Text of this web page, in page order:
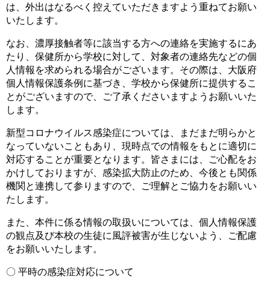
は、外出はなるべく控えていただきますよう重ねてお願い
いたします。
なお、濃厚接触者等に該当する方への連絡を実施するにあ
たり、保健所から学校に対して、対象者の連絡先などの個
人情報を求められる場合がございます。その際は、大阪府
個人情報保護条例に基づき、学校から保健所に提供するこ
とがございますので、ご了承くださいますようお願いいた
します。
新型コロナウイルス感染症については、まだまだ明らかと
なっていないこともあり、現時点での情報をもとに適切に
対応することが重要となります。皆さまには、ご心配をお
かけしておりますが、感染拡大防止のため、今後とも関係
機関と連携して参りますので、ご理解とご協力をお願いい
たします。
また、本件に係る情報の取扱いについては、個人情報保護
の観点及び本校の生徒に風評被害が生じないよう、ご配慮
をお願いいたします。
〇 平時の感染症対応について